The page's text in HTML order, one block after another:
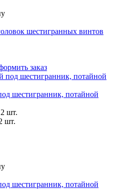
шестигранных винтов
заказ
шестигранник, потайной
шт.
шт.
шестигранник, потайной